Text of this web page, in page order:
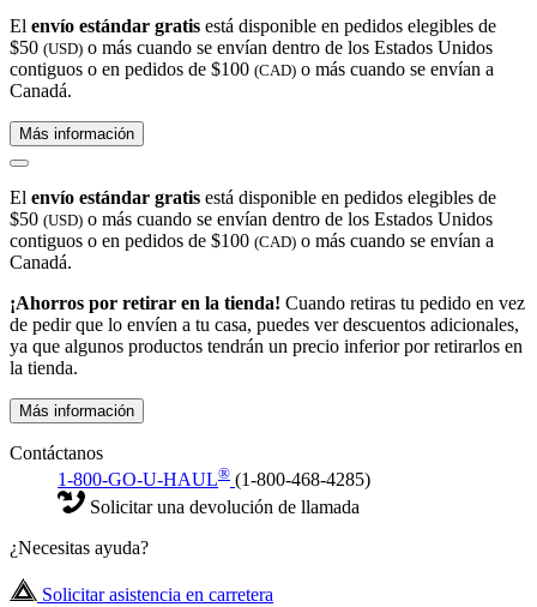
El envío estándar gratis está disponible en pedidos elegibles de
$50 (USD) o más cuando se envían dentro de los Estados Unidos
contiguos o en pedidos de $100 (CAD) o más cuando se envían a
Canadá.
Más información
El envío estándar gratis está disponible en pedidos elegibles de
$50 (USD) o más cuando se envían dentro de los Estados Unidos
contiguos o en pedidos de $100 (CAD) o más cuando se envían a
Canadá.
¡Ahorros por retirar en la tienda! Cuando retiras tu pedido en vez
de pedir que lo envíen a tu casa, puedes ver descuentos adicionales,
ya que algunos productos tendrán un precio inferior por retirarlos en
la tienda.
Más información
Contáctanos
1-800-GO-U-HAUL® (1-800-468-4285)
Solicitar una devolución de llamada
¿Necesitas ayuda?
Solicitar asistencia en carretera